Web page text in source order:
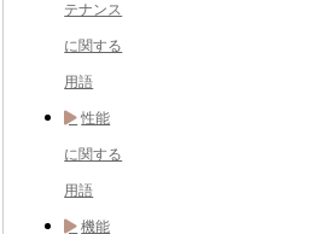
テナンス
に関する
用語
性能
に関する
用語
機能